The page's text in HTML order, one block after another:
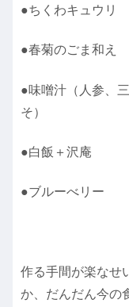
●ちくわキュウリ
●春菊のごま和え
●味噌汁（人参、
そ）
●白飯＋沢庵
●ブルーべリー
作る手間が楽なせ
か、だんだん今の